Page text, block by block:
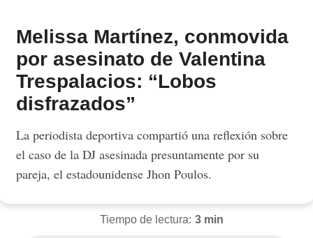
Melissa Martínez, conmovida
por asesinato de Valentina
Trespalacios: “Lobos
disfrazados”
La periodista deportiva compartió una reflexión sobre
el caso de la DJ asesinada presuntamente por su
pareja, el estadounidense Jhon Poulos.
Tiempo de lectura: 3 min